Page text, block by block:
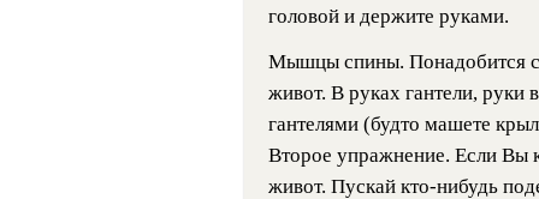
головой и держите руками.
Мышцы спины. Понадобится
живот. В руках гантели,
гантелями (будто машете
Второе упражнение. Если Вы
живот. Пускай кто-нибудь